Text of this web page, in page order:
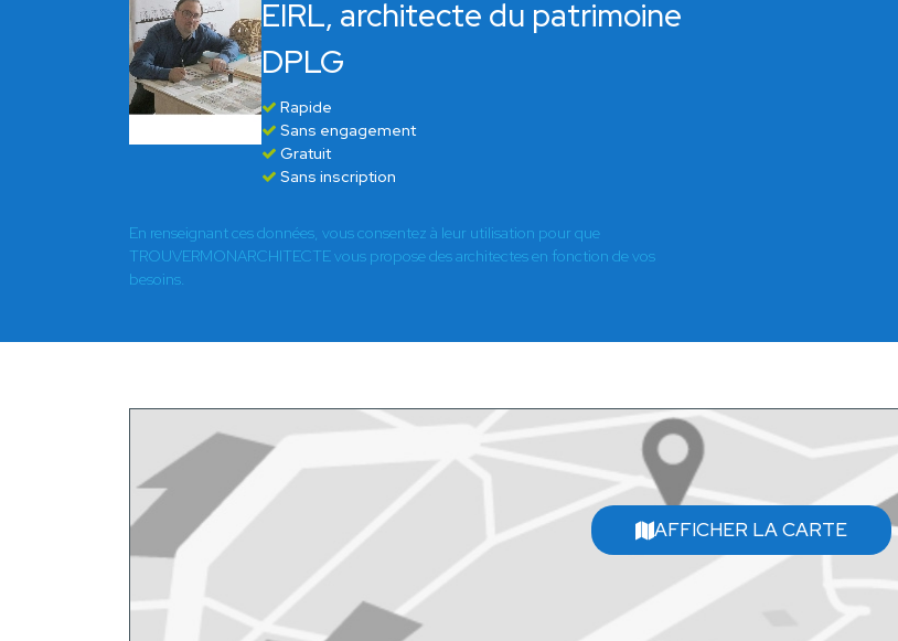
EIRL, architecte du patrimoine
DPLG
Rapide
Sans engagement
Gratuit
Sans inscription
En renseignant ces données, vous consentez à leur utilisation pour que
TROUVERMONARCHITECTE vous propose des architectes en fonction de vos
besoins.
AFFICHER LA CARTE